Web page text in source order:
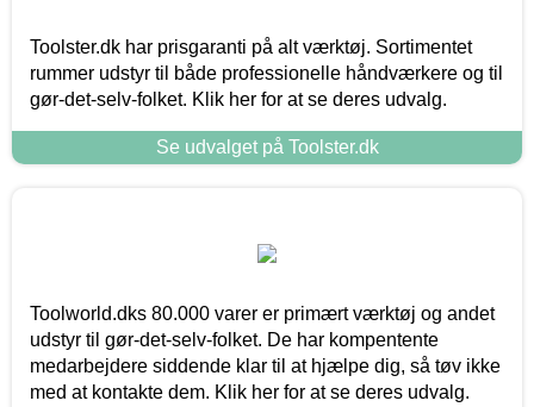
Toolster.dk har prisgaranti på alt værktøj. Sortimentet
rummer udstyr til både professionelle håndværkere og til
gør-det-selv-folket. Klik her for at se deres udvalg.
Se udvalget på Toolster.dk
Toolworld.dks 80.000 varer er primært værktøj og andet
udstyr til gør-det-selv-folket. De har kompentente
medarbejdere siddende klar til at hjælpe dig, så tøv ikke
med at kontakte dem. Klik her for at se deres udvalg.